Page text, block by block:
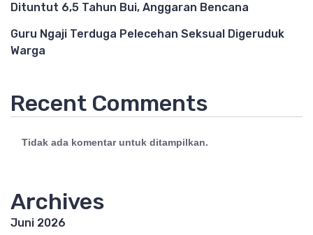
Dituntut 6,5 Tahun Bui, Anggaran Bencana
Guru Ngaji Terduga Pelecehan Seksual Digeruduk
Warga
Recent Comments
Tidak ada komentar untuk ditampilkan.
Archives
Juni 2026